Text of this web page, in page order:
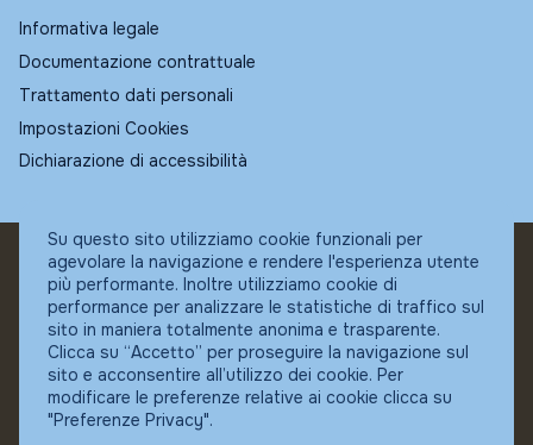
Informativa legale
Documentazione contrattuale
Trattamento dati personali
Impostazioni Cookies
Dichiarazione di accessibilità
© Fundstore
Collocatore autorizzato:
Banca Ifigest SpA
P.Iva: 04337180485
Su questo sito utilizziamo cookie funzionali per
agevolare la navigazione e rendere l'esperienza utente
più performante. Inoltre utilizziamo cookie di
performance per analizzare le statistiche di traffico sul
sito in maniera totalmente anonima e trasparente.
Clicca su “Accetto” per proseguire la navigazione sul
sito e acconsentire all’utilizzo dei cookie. Per
modificare le preferenze relative ai cookie clicca su
"Preferenze Privacy".